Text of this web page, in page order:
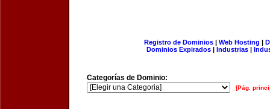
Registro de Dominios| Web Hosting |
Dominios Expirados | Industrias |
Categorías de Dominio:
[Pág.